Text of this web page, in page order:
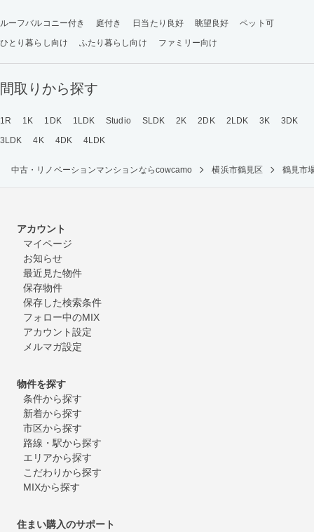
ルーフバルコニー付き 庭付き 日当たり良好 眺望良好
ペット可
ひとり暮らし向け
ふたり暮らし向け ファミリー向け
間取りから探す
1R 1K 1DK 1LDK Studio SLDK 2K 2DK 2LDK 3K
3DK
3LDK
4K 4DK 4LDK
中古・リノベーションマンションならcowcamo 横浜市鶴見区 鶴見市
アカウント
マイページ
お知らせ
最近見た物件
保存物件
保存した検索条件
フォロー中のMIX
アカウント設定
メルマガ設定
物件を探す
条件から探す
新着から探す
市区から探す
路線・駅から探す
エリアから探す
こだわりから探す
MIXから探す
住まい購入のサポート